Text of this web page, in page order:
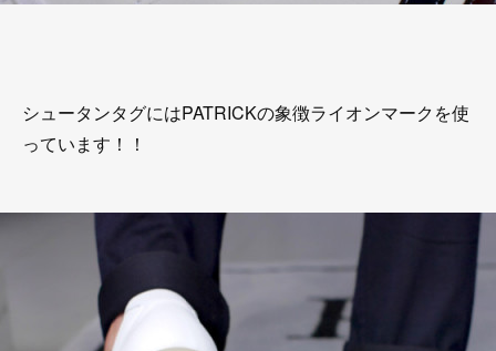
シュータンタグにはPATRICKの象徴ライオンマークを使
っています！！